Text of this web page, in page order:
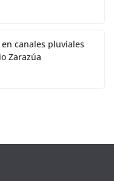
canales pluviales
Zarazúa